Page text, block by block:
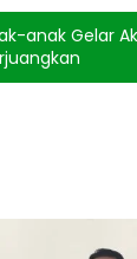
anak Gelar